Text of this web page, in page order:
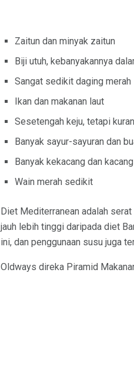
Zaitun dan minyak zaitun
Biji utuh, kebanyakannya
Sangat sedikit daging merah
Ikan dan makanan laut
Sesetengah keju, tetapi
Banyak sayur-sayuran dan
Banyak kekacang dan kacang
Wain merah sedikit
Diet Mediterranean adalah serat
jauh lebih tinggi daripada diet
ini, dan penggunaan susu juga
Oldways direka Piramid